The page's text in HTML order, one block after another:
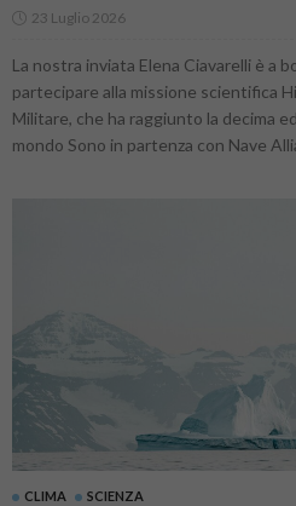
23 Luglio 2026
La nostra inviata Elena Ciavarelli è a
partecipare alla missione scientifica
Militare, che ha raggiunto la decima
mondo Sono in partenza con Nave
CLIMA SCIENZA